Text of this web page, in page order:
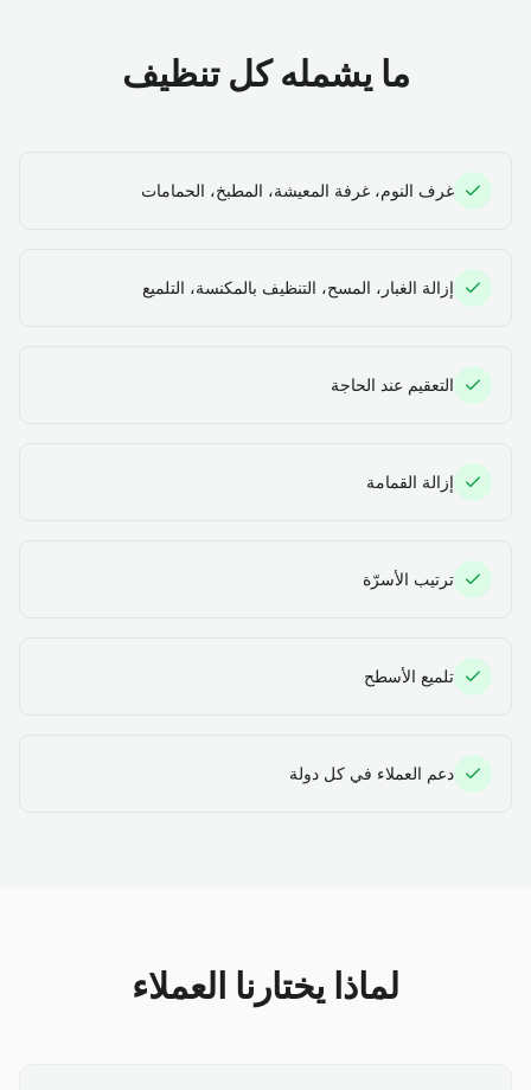
ما يشمله كل تنظيف
غرف النوم، غرفة المعيشة، المطبخ، الحمامات
إزالة الغبار، المسح، التنظيف بالمكنسة، التلميع
التعقيم عند الحاجة
إزالة القمامة
ترتيب الأسرّة
تلميع الأسطح
دعم العملاء في كل دولة
لماذا يختارنا العملاء